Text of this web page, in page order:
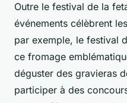
Outre le festival de la
événements célèbrent
par exemple, le festival
ce fromage
déguster des gravieras
participer à des